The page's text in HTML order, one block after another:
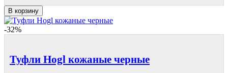
В корзину
-32%
Туфли Hogl кожаные черные